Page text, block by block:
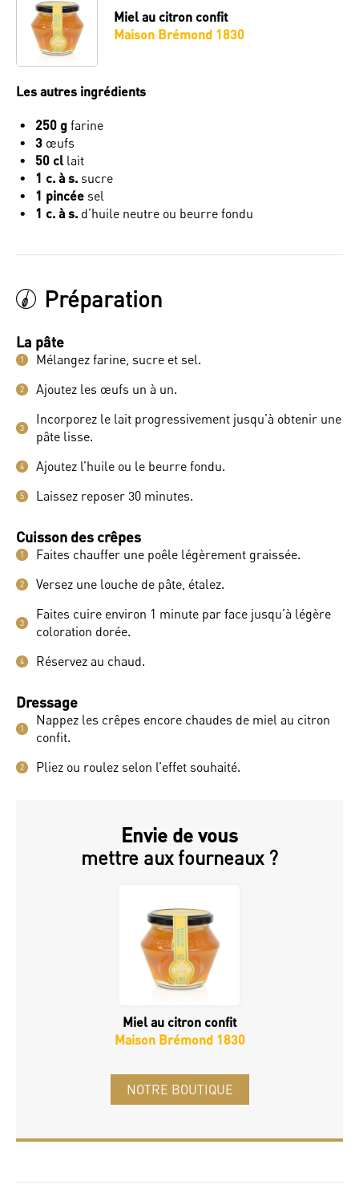
Miel au citron confit
Maison Brémond 1830
Les autres ingrédients
250 g farine
3 œufs
50 cllait
1 c. à s. sucre
1 pincée sel
1 c. à s. d’huile neutre ou beurre fondu
Préparation
La pâte
1 Mélangez farine, sucre et sel.
2 Ajoutez les œufs un à un.
3
Incorporez le lait progressivement jusqu’à obtenir une
pâte lisse.
4 Ajoutez l’huile ou le beurre fondu.
5 Laissez reposer 30 minutes.
Cuisson des crêpes
1 Faites chauffer une poêle légèrement graissée.
2 Versez une louche de pâte, étalez.
3
Faites cuire environ 1 minute par face jusqu’à légère
coloration dorée.
4 Réservez au chaud.
Dressage
1
Nappez les crêpes encore chaudes de miel au citron
confit.
2 Pliez ou roulez selon l’effet souhaité.
Envie de vous
mettre aux fourneaux ?
Miel au citron confit
Maison Brémond 1830
NOTRE BOUTIQUE